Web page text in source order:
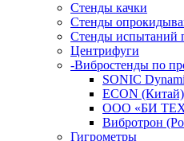
Стенды качки
Стенды
Стенды испытаний
Центрифуги
-Вибростенды по
SONIC
ECON (Китай)
ООО «БИ
Вибротрон
Гигрометры